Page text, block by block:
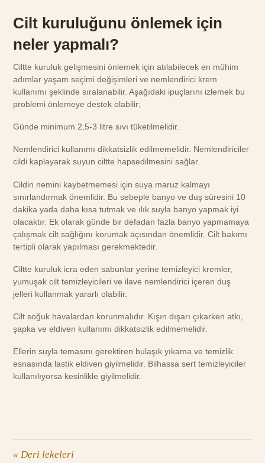
Cilt kuruluğunu önlemek için
neler yapmalı?
Ciltte kuruluk gelişmesini önlemek için atılabilecek en mühim
adımlar yaşam seçimi değişimleri ve nemlendirici krem
kullanımı şeklinde sıralanabilir. Aşağıdaki ipuçlarını izlemek bu
problemi önlemeye destek olabilir;
Günde minimum 2,5-3 litre sıvı tüketilmelidir.
Nemlendirici kullanımı dikkatsizlik edilmemelidir. Nemlendiriciler
cildi kaplayarak suyun ciltte hapsedilmesini sağlar.
Cildin nemini kaybetmemesi için suya maruz kalmayı
sınırlandırmak önemlidir. Bu sebeple banyo ve duş süresini 10
dakika yada daha kısa tutmak ve ılık suyla banyo yapmak iyi
olacaktır. Ek olarak günde bir defadan fazla banyo yapmamaya
çalışmak cilt sağlığını korumak açısından önemlidir. Cilt bakımı
tertipli olarak yapılması gerekmektedir.
Ciltte kuruluk icra eden sabunlar yerine temizleyici kremler,
yumuşak cilt temizleyicileri ve ilave nemlendirici içeren duş
jelleri kullanmak yararlı olabilir.
Cilt soğuk havalardan korunmalıdır. Kışın dışarı çıkarken atkı,
şapka ve eldiven kullanımı dikkatsizlik edilmemelidir.
Ellerin suyla temasını gerektiren bulaşık yıkama ve temizlik
esnasında lastik eldiven giyilmelidir. Bilhassa sert temizleyiciler
kullanılıyorsa kesinlikle giyilmelidir.
« Deri lekeleri